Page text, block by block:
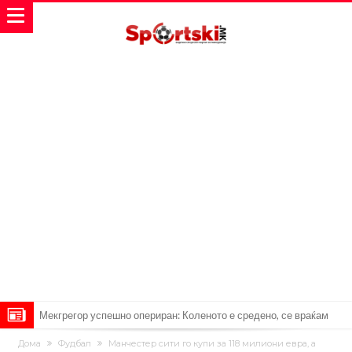
Мекгрегор успешно опериран: Коленото е средено, се враќам
посилен од кога било
Ханси Флик не жали долго за Араухо, туку брзо најде замена во
Дома Фудбал
Манчестер сити го купи за 118 милиони евра, а